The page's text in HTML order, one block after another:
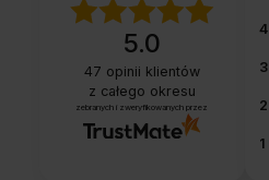
5.0
47 opinii klientów
z całego okresu
zebranych i zweryfikowanych przez
4
3
2
1